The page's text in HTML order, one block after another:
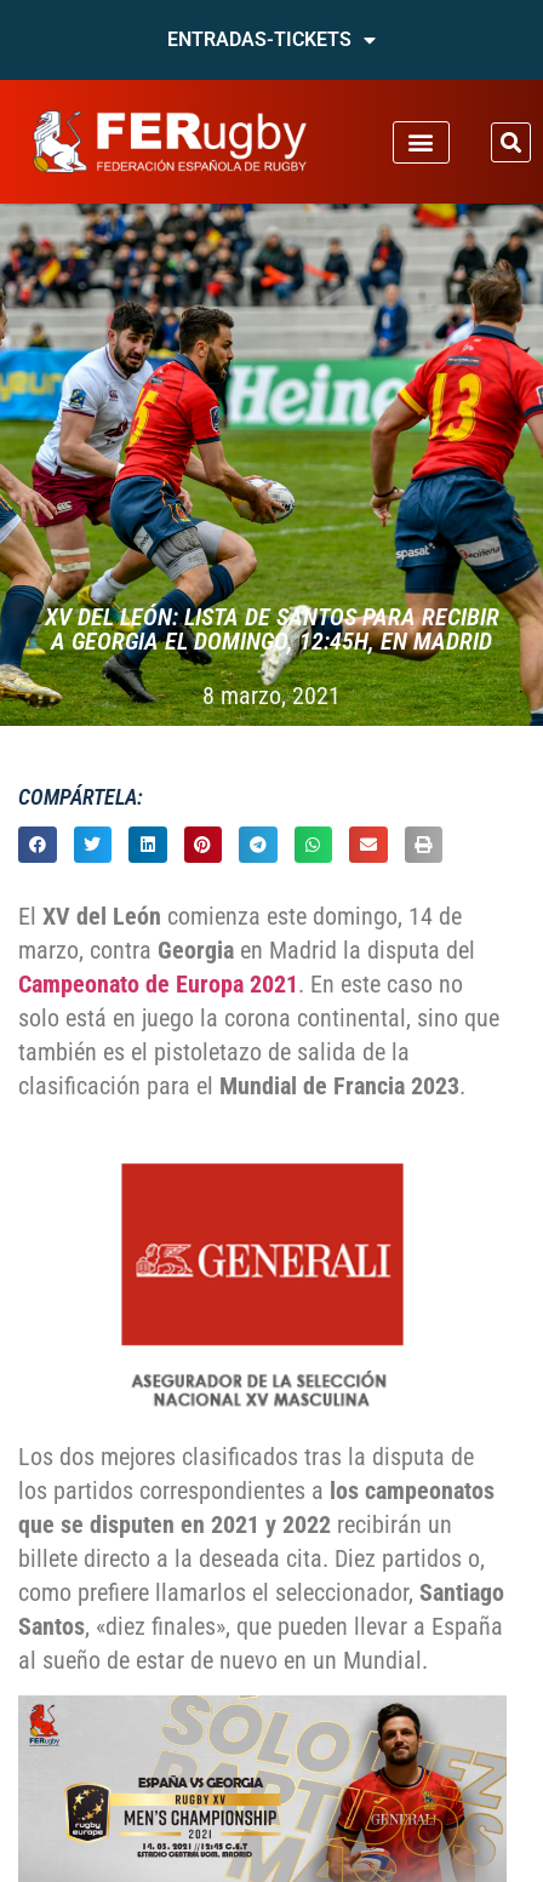
ENTRADAS-TICKETS
XV DEL LEÓN: LISTA DE SANTOS PARA RECIBIR
A GEORGIA EL DOMINGO, 12:45H, EN MADRID
8 marzo, 2021
COMPÁRTELA:
El XV del León comienza este domingo, 14 de
marzo, contra Georgia en Madrid la disputa del
Campeonato de Europa 2021. En este caso no
solo está en juego la corona continental, sino que
también es el pistoletazo de salida de la
clasificación para el Mundial de Francia 2023.
Los dos mejores clasificados tras la disputa de
los partidos correspondientes a los campeonatos
que se disputen en 2021 y 2022 recibirán un
billete directo a la deseada cita. Diez partidos o,
como prefiere llamarlos el seleccionador, Santiago
Santos, «diez finales», que pueden llevar a España
al sueño de estar de nuevo en un Mundial.